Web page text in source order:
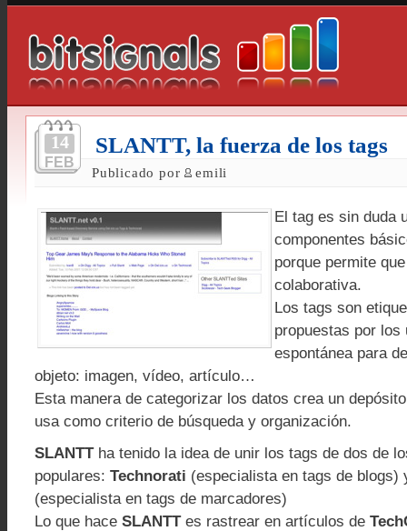
14
FEB
SLANTT, la fuerza de los tags
Publicado por emili
El tag es sin duda
componentes
porque permite
colaborativa.
Los tags son
propuestas por los
espontánea para
objeto: imagen, vídeo, artículo…
Esta manera de categorizar los datos crea un
usa como criterio de búsqueda y organización.
SLANTTha tenido la idea de unir los tags de dos de
populares: Technorati (especialista en tags de blogs)
(especialista en tags de marcadores)
Lo que hace SLANTTes rastrear en artículos de